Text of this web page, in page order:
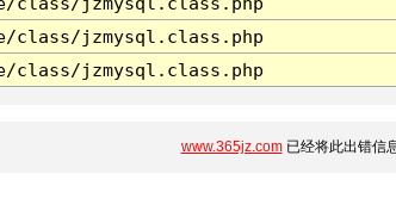
class/jzmysql.class.php
class/jzmysql.class.php
www.365jz.com已经将此出错信